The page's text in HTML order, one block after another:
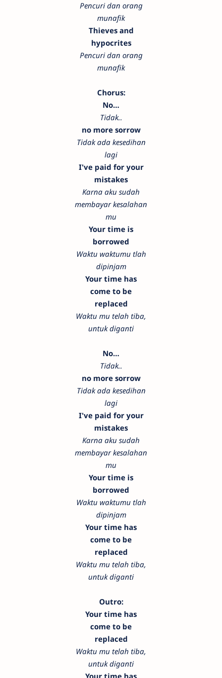
Pencuri dan orang
munafik
Thieves and
hypocrites
Pencuri dan orang
munafik
Chorus:
No…
Tidak..
no more sorrow
Tidak ada kesedihan
lagi
I've paid for your
mistakes
Karna aku sudah
membayar kesalahan
mu
Your time is
borrowed
Waktu waktumu tlah
dipinjam
Your time has
come to be
replaced
Waktu mu telah tiba,
untuk diganti
No…
Tidak..
no more sorrow
Tidak ada kesedihan
lagi
I've paid for your
mistakes
Karna aku sudah
membayar kesalahan
mu
Your time is
borrowed
Waktu waktumu tlah
dipinjam
Your time has
come to be
replaced
Waktu mu telah tiba,
untuk diganti
Outro:
Your time has
come to be
replaced
Waktu mu telah tiba,
untuk diganti